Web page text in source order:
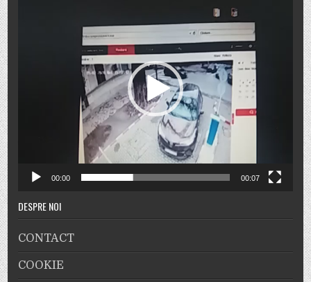
00:00 00:07
DESPRE NOI
CONTACT
COOKIE